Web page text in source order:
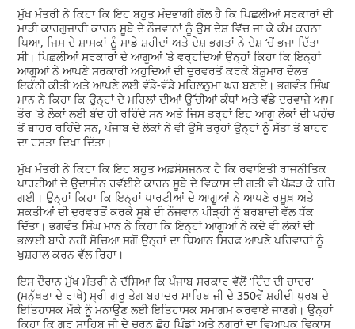
ਮੁੱਖ ਮੰਤਰੀ ਨੇ ਕਿਹਾ ਕਿ ਇਹ ਬਹੁਤ ਮੰਦਭਾਗੀ ਗੱਲ ਹੈ ਕਿ ਪਿਛਲੀਆਂ ਸਰਕਾਰਾਂ ਦੀ
ਮਾੜੀ ਕਾਰਗੁਜ਼ਾਰੀ ਕਾਰਨ ਸੂਬੇ ਦੇ ਨੌਜਵਾਨਾਂ ਨੂੰ ਉਸ ਦੇਸ਼ ਵਿੱਚ ਜਾ ਕੇ ਕੰਮ ਕਰਨਾ
ਪਿਆ, ਜਿਸ ਦੇ ਸ਼ਾਸਕਾਂ ਨੂੰ ਸਾਡੇ ਸ਼ਹੀਦਾਂ ਅਤੇ ਦੇਸ਼ ਭਗਤਾਂ ਨੇ ਦੇਸ਼ ‘ਚੋਂ ਭਜਾ ਦਿੱਤਾ
ਸੀ। ਪਿਛਲੀਆਂ ਸਰਕਾਰਾਂ ਦੇ ਆਗੂਆਂ ‘ਤੇ ਵਰ੍ਹਦਿਆਂ ਉਨ੍ਹਾਂ ਕਿਹਾ ਕਿ ਇਨ੍ਹਾਂ
ਆਗੂਆਂ ਨੇ ਆਪਣੇ ਸਰਕਾਰੀ ਅਹੁਦਿਆਂ ਦੀ ਦੁਰਵਰਤੋਂ ਕਰਕੇ ਬੇਸ਼ੁਮਾਰ ਦੌਲਤ
ਇਕੱਠੀ ਕੀਤੀ ਅਤੇ ਆਪਣੇ ਲਈ ਵੱਡੇ-ਵੱਡੇ ਮਹਿਲਨੁਮਾ ਘਰ ਬਣਾਏ। ਭਗਵੰਤ ਸਿੰਘ
ਮਾਨ ਨੇ ਕਿਹਾ ਕਿ ਉਨ੍ਹਾਂ ਦੇ ਮਹਿਲਾਂ ਦੀਆਂ ਉੱਚੀਆਂ ਕੰਧਾਂ ਅਤੇ ਵੱਡੇ ਦਰਵਾਜ਼ੇ ਆਮ
ਤੌਰ 'ਤੇ ਲੋਕਾਂ ਲਈ ਬੰਦ ਹੀ ਰਹਿੰਦੇ ਸਨ ਅਤੇ ਜਿਸ ਤਰ੍ਹਾਂ ਇਹ ਆਗੂ ਲੋਕਾਂ ਦੀ ਪਹੁੰਚ
ਤੋਂ ਬਾਹਰ ਰਹਿੰਦੇ ਸਨ, ਪੰਜਾਬ ਦੇ ਲੋਕਾਂ ਨੇ ਵੀ ਉਸੇ ਤਰ੍ਹਾਂ ਉਨ੍ਹਾਂ ਨੂੰ ਸੱਤਾ ਤੋਂ ਬਾਹਰ
ਦਾ ਰਸਤਾ ਦਿਖਾ ਦਿੱਤਾ।
ਮੁੱਖ ਮੰਤਰੀ ਨੇ ਕਿਹਾ ਕਿ ਇਹ ਬਹੁਤ ਅਫ਼ਸੋਸਜਨਕ ਹੈ ਕਿ ਰਵਾਇਤੀ ਰਾਜਨੀਤਿਕ
ਪਾਰਟੀਆਂ ਦੇ ਉਦਾਸੀਨ ਰਵੱਈਏ ਕਾਰਨ ਸੂਬੇ ਦੇ ਵਿਕਾਸ ਦੀ ਗਤੀ ਵੀ ਪੱਛੜ ਕੇ ਰਹਿ
ਗਈ। ਉਨ੍ਹਾਂ ਕਿਹਾ ਕਿ ਇਨ੍ਹਾਂ ਪਾਰਟੀਆਂ ਦੇ ਆਗੂਆਂ ਨੇ ਆਪਣੇ ਰਸੂਖ਼ ਅਤੇ
ਸ਼ਕਤੀਆਂ ਦੀ ਦੁਰਵਰਤੋਂ ਕਰਕੇ ਸੂਬੇ ਦੀ ਨੌਜਵਾਨ ਪੀੜ੍ਹੀ ਨੂੰ ਬਰਬਾਦੀ ਵੱਲ ਧੱਕ
ਦਿੱਤਾ। ਭਗਵੰਤ ਸਿੰਘ ਮਾਨ ਨੇ ਕਿਹਾ ਕਿ ਇਨ੍ਹਾਂ ਆਗੂਆਂ ਨੇ ਕਦੇ ਵੀ ਲੋਕਾਂ ਦੀ
ਭਲਾਈ ਬਾਰੇ ਨਹੀਂ ਸੋਚਿਆ ਸਗੋਂ ਉਨ੍ਹਾਂ ਦਾ ਧਿਆਨ ਸਿਰਫ਼ ਆਪਣੇ ਪਰਿਵਾਰਾਂ ਨੂੰ
ਖੁਸ਼ਹਾਲ ਕਰਨ ਵੱਲ ਰਿਹਾ।
ਇਸ ਦੌਰਾਨ ਮੁੱਖ ਮੰਤਰੀ ਨੇ ਦੱਸਿਆ ਕਿ ਪੰਜਾਬ ਸਰਕਾਰ ਵੱਲੋਂ 'ਹਿੰਦ ਦੀ ਚਾਦਰ'
(ਮਨੁੱਖਤਾ ਦੇ ਰਾਖੇ) ਸ੍ਰੀ ਗੁਰੂ ਤੇਗ ਬਹਾਦਰ ਸਾਹਿਬ ਜੀ ਦੇ 350ਵੇਂ ਸ਼ਹੀਦੀ ਪੁਰਬ ਦੇ
ਇਤਿਹਾਸਕ ਮੌਕੇ ਨੂੰ ਮਨਾਉਣ ਲਈ ਇਤਿਹਾਸਕ ਸਮਾਗਮ ਕਰਵਾਏ ਜਾਣਗੇ। ਉਨ੍ਹਾਂ
ਕਿਹਾ ਕਿ ਗੁਰੂ ਸਾਹਿਬ ਜੀ ਦੇ ਚਰਨ ਛੋਹ ਪਿੰਡਾਂ ਅਤੇ ਨਗਰਾਂ ਦਾ ਵਿਆਪਕ ਵਿਕਾਸ